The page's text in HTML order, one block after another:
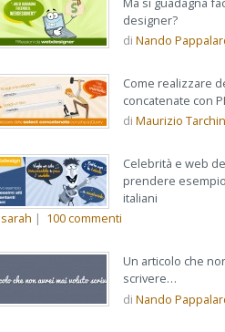
designer?
di Nando
Come realizzare
concatenate con
di Maurizio
Celebrità e web
prendere
italiani
sarah | 100commenti
Un articolo che
scrivere…
di Nando